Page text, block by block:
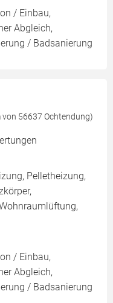
/ Einbau,
Abgleich,
/ Badsanierung
von 56637 Ochtendung)
Pelletheizung,
/ Einbau,
Abgleich,
/ Badsanierung